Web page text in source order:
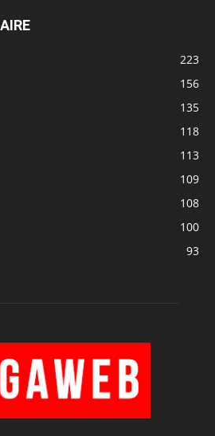
223
156
135
118
113
109
108
100
93